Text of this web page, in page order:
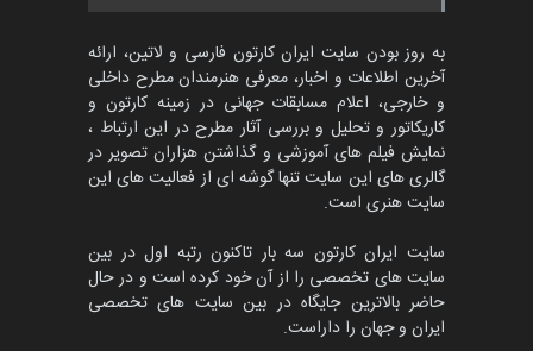
مسابقۀ بین‌المللی کارتون و
کاریکاتور «البغلی…
مهلت 3 ماه دیگر
پنجمین مسابقۀ بین‌المللی
کارتون CARTUNION ، …
مهلت
به روز بودن سایت ایران کارتون فارسی و لاتین، ارائه
آخرین اطلاعات و اخبار، معرفی هنرمندان مطرح داخلی
و خارجی، اعلام مسابقات جهانی در زمینه کارتون و
کاریکاتور و تحلیل و بررسی آثار مطرح در این ارتباط ،
نمایش فیلم های آموزشی و گذاشتن هزاران تصویر در
گالری های این سایت تنها گوشه ای از فعالیت های این
سایت هنری است.
سایت ایران کارتون سه بار تاکنون رتبه اول در بین
سایت های تخصصی را از آن خود کرده است و در حال
حاضر بالاترین جایگاه در بین سایت های تخصصی
ایران و جهان را داراست.